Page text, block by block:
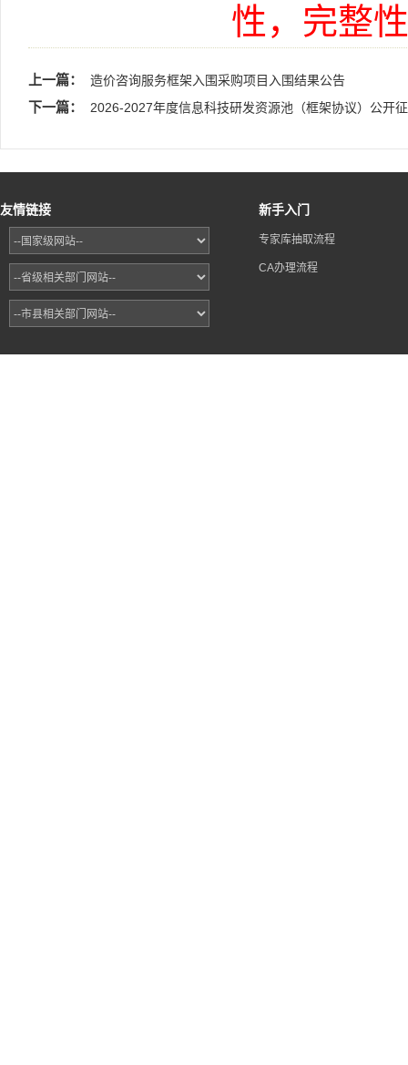
性，完整
上一篇： 造价咨询服务框架入围采购项目入围结果公告
下一篇： 2026-2027年度信息科技研发资源池（框架协议）公开
友情链接 新手入门
专家库抽取流程
CA办理流程